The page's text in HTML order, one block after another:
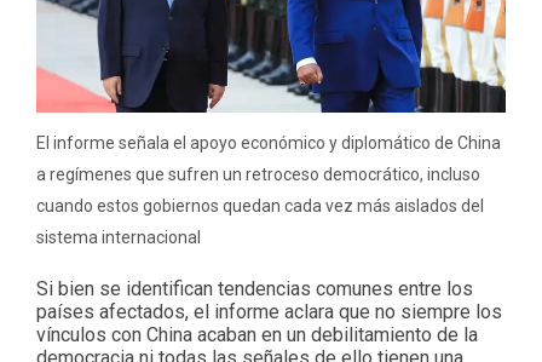
El informe señala el apoyo económico y diplomático de China
a regímenes que sufren un retroceso democrático, incluso
cuando estos gobiernos quedan cada vez más aislados del
sistema internacional
Si bien se identifican tendencias comunes entre los
países afectados, el informe aclara que no siempre los
vínculos con China acaban en un debilitamiento de la